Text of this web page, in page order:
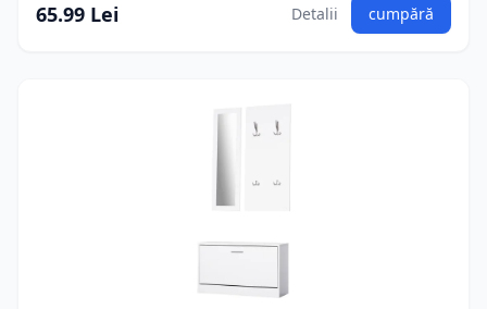
65.99 Lei Detalii cumpără